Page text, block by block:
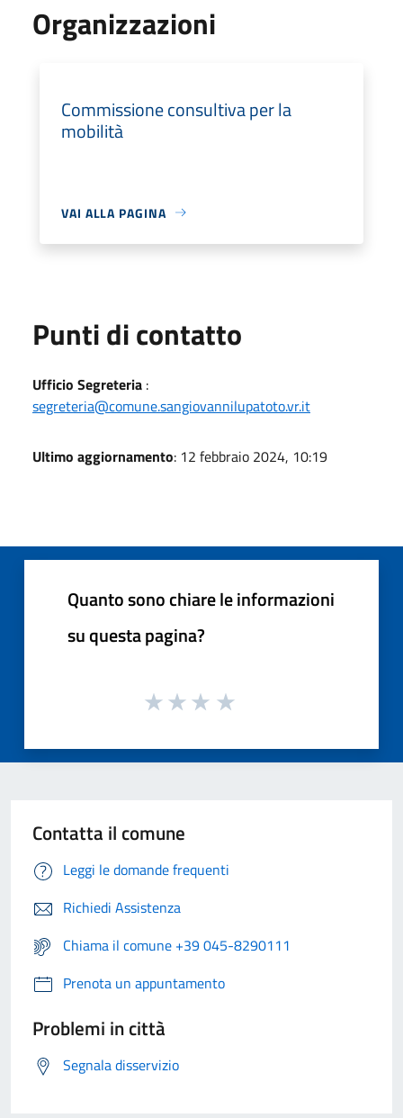
Organizzazioni
Commissione consultiva per la
mobilità
VAI ALLA PAGINA
Punti di contatto
Ufficio Segreteria :
segreteria@comune.sangiovannilupatoto.vr.it
Ultimo aggiornamento: 12 febbraio 2024, 10:19
Quanto sono chiare le informazioni
su questa pagina?
Contatta il comune
Leggi le domande frequenti
Richiedi Assistenza
Chiama il comune +39 045-8290111
Prenota un appuntamento
Problemi in città
Segnala disservizio